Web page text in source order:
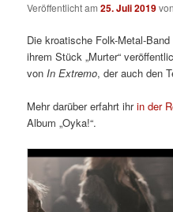
Veröffentlicht am25. Juli 2019
Die kroatische Folk-Metal-
ihrem Stück „Murter“
vonIn Extremo, der auch den
Mehr darüber erfahrt ihrin der
Album „Oyka!“.